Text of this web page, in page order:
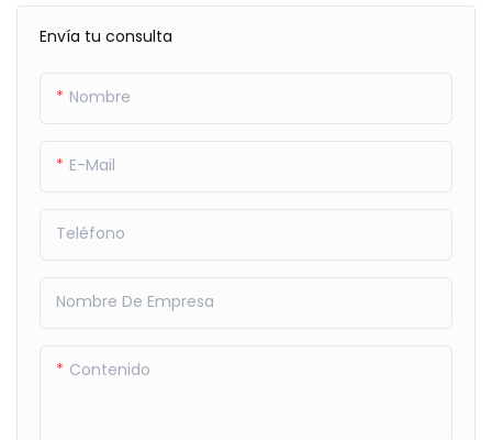
Envía tu consulta
Nombre
E-Mail
Teléfono
Nombre De Empresa
Contenido